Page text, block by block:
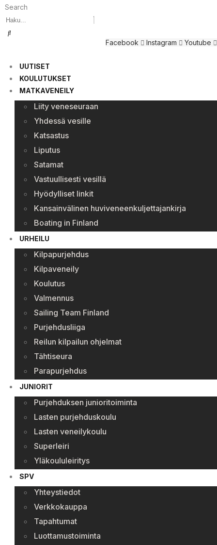
Search
Facebook Instagram Youtube
UUTISET
KOULUTUKSET
MATKAVENEILY
Liity veneseuraan
Yhdessä vesille
Katsastus
Liputus
Satamat
Vastuullisesti vesillä
Hyödylliset linkit
Kansainvälinen huviveneenkuljettajankirja
Boating in Finland
URHEILU
Kilpapurjehdus
Kilpaveneily
Koulutus
Valmennus
Sailing Team Finland
Purjehdusliiga
Reilun kilpailun ohjelmat
Tähtiseura
Parapurjehdus
JUNIORIT
Purjehduksen junioritoiminta
Lasten purjehduskoulu
Lasten veneilykoulu
Superleiri
Yläkoululeiritys
SPV
Yhteystiedot
Verkkokauppa
Tapahtumat
Luottamustoiminta